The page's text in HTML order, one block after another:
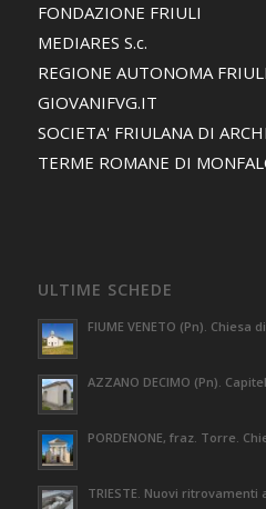
FONDAZIONE FRIULI
MEDIARES S.c.
REGIONE AUTONOMA
GIOVANIFVG.IT
SOCIETA' FRIULANA DI
TERME ROMANE DI
ULTIME SCHEDE
FIUME VENETO (Pn). Chiesa
AZZANO DECIMO (Pn).
PORDENONE, fraz. Torre.
TRIESTE. Nuovi ritrovamenti